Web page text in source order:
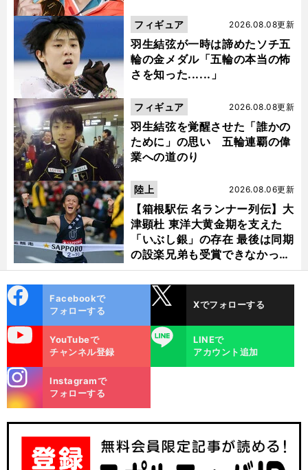
羽生結弦が一時は諦めたソチ五
輪の金メダル「五輪の本当の怖
さを知った......」
2026.08.08更新
フィギュア
羽生結弦を覚醒させた「誰かの
ために」の思い 五輪連覇の偉
業への道のり
2026.08.08更新
フィギュア
【箱根駅伝 名ランナー列伝】大
津顕杜 東洋大黄金期を支えた
「いぶし銀」の存在 最後は同期
の設楽兄弟も受賞できなかった
金栗杯に輝く
2026.08.06更新
陸上
ok
Facebookで
フォローする
Xでフォローする
YouTubeで
チャンネル登録
LINE
LINEで
アカウント追加
m
Instagramで
フォローする